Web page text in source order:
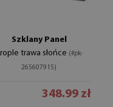
Szklany Panel
trawa słońce (#pk-
265607915)
348.99 zł